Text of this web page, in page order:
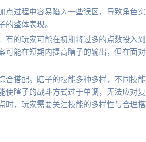
点过程中容易陷入一些误区，导致角色实
整体表现。
的玩家可能在初期将过多的点数投入到
可能在短期内提高瞎子的输出，但在面对
合搭配。瞎子的技能多种多样，不同技能
使瞎子的战斗方式过于单调，无法应对复
时，玩家需要关注技能的多样性与合理搭